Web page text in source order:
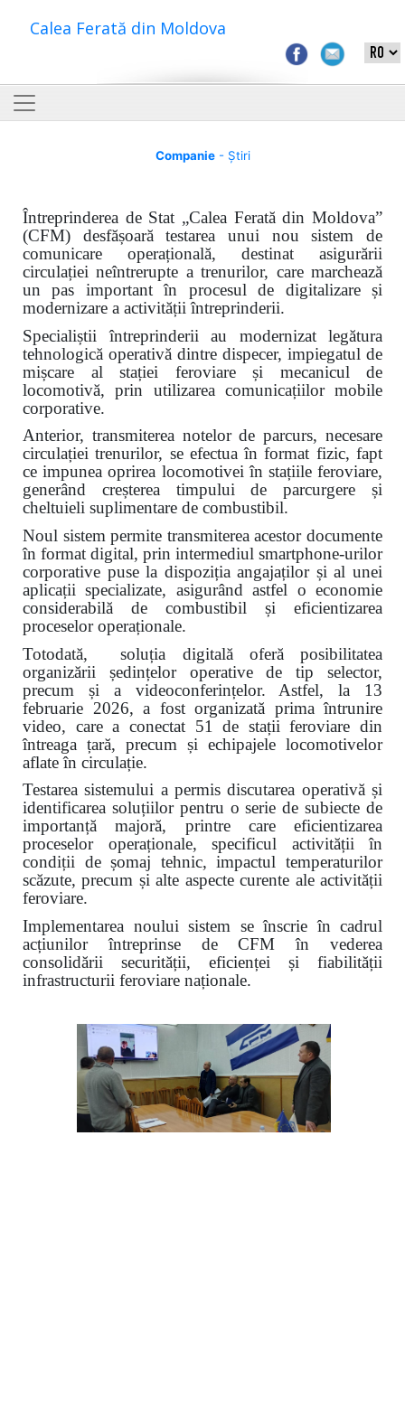
Calea Ferată din Moldova
Companie- Știri
Întreprinderea de Stat „Calea Ferată din Moldova”
(CFM) desfășoară testarea unui nou sistem de
comunicare operațională, destinat asigurării
circulației neîntrerupte a trenurilor, care marchează
un pas important în procesul de digitalizare și
modernizare a activității întreprinderii.
Specialiștii întreprinderii au modernizat legătura
tehnologică operativă dintre dispecer, impiegatul de
mișcare al stației feroviare și mecanicul de
locomotivă, prin utilizarea comunicațiilor mobile
corporative.
Anterior, transmiterea notelor de parcurs, necesare
circulației trenurilor, se efectua în format fizic, fapt
ce impunea oprirea locomotivei în stațiile feroviare,
generând creșterea timpului de parcurgere și
cheltuieli suplimentare de combustibil.
Noul sistem permite transmiterea acestor documente
în format digital, prin intermediul smartphone-urilor
corporative puse la dispoziția angajaților și al unei
aplicații specializate, asigurând astfel o economie
considerabilă de combustibil și eficientizarea
proceselor operaționale.
Totodată, soluția digitală oferă posibilitatea
organizării ședințelor operative de tip selector,
precum și a videoconferințelor. Astfel, la 13
februarie 2026, a fost organizată prima întrunire
video, care a conectat 51 de stații feroviare din
întreaga țară, precum și echipajele locomotivelor
aflate în circulație.
Testarea sistemului a permis discutarea operativă și
identificarea soluțiilor pentru o serie de subiecte de
importanță majoră, printre care eficientizarea
proceselor operaționale, specificul activității în
condiții de șomaj tehnic, impactul temperaturilor
scăzute, precum și alte aspecte curente ale activității
feroviare.
Implementarea noului sistem se înscrie în cadrul
acțiunilor întreprinse de CFM în vederea
consolidării securității, eficienței și fiabilității
infrastructurii feroviare naționale.